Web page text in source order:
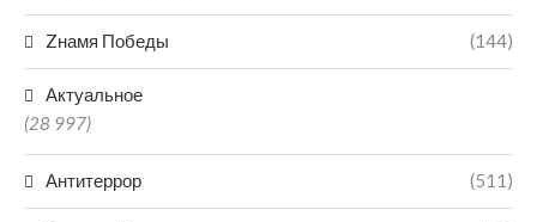
Zнамя Победы (144)
Актуальное
(28 997)
Антитеррор (511)